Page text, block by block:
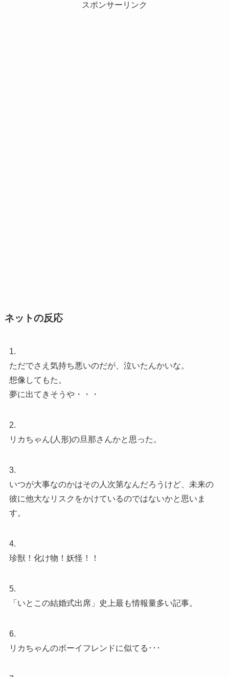
スポンサーリンク
ネットの反応
1.
ただでさえ気持ち悪いのだが、泣いたんかいな。
想像してもた。
夢に出てきそうや・・・
2.
リカちゃん(人形)の旦那さんかと思った。
3.
いつが大事なのかはその人次第なんだろうけど、未来の
彼に他大なリスクをかけているのではないかと思いま
す。
4.
珍獣！化け物！妖怪！！
5.
「いとこの結婚式出席」史上最も情報量多い記事。
6.
リカちゃんのボーイフレンドに似てる･･･